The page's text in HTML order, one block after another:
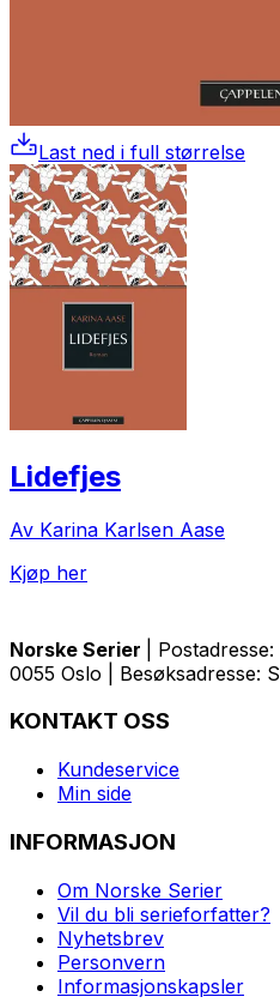
Last ned i full størrelse
Lidefjes
Av Karina Karlsen Aase
Kjøp her
Norske Serier
|
0055 Oslo | Besøksadresse:
KONTAKT OSS
Kundeservice
Min side
INFORMASJON
Om Norske Serier
Vil du bli serieforfatter?
Nyhetsbrev
Personvern
Informasjonskapsler